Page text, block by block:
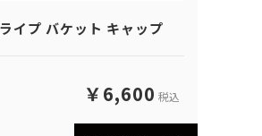
イプ バケット キャップ
￥6,600 税込